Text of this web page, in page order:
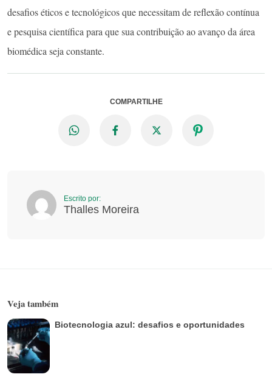
desafios éticos e tecnológicos que necessitam de reflexão contínua
e pesquisa científica para que sua contribuição ao avanço da área
biomédica seja constante.
COMPARTILHE
Escrito por:
Thalles Moreira
Veja também
Biotecnologia azul: desafios e oportunidades